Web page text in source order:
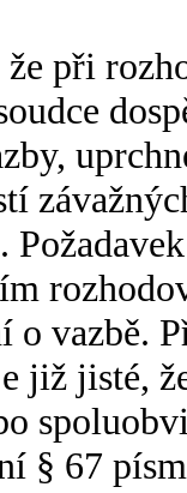
při
vazbě.
již jisté,
§ 67